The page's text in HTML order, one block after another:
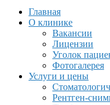
Главная
О клинике
Вакансии
Лицензии
Уголок
Фотогалерея
Услуги и цены
Рентген-